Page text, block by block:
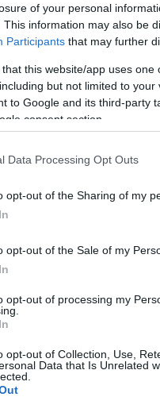
of your personal
This information may also be
Participants that may further
that this website/app uses
but not limited to
to Google and its third-party
consent section.
Data Processing Opt Outs
opt-out of the Sharing of my
opt-out of the Sale of my
opt-out of processing my
opt-out of Collection, Use,
Data that Is Unrelated
valoreoppure
? Nel contesto del
agenti autonomi
non sempre